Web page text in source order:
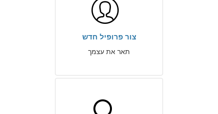
צור פרופיל חדש
תאר את עצמך